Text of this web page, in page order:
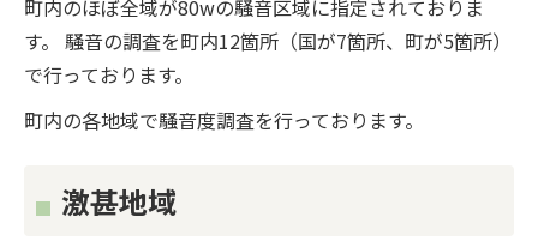
町内のほぼ全域が80wの騒音区域に指定されておりま
す。 騒音の調査を町内12箇所（国が7箇所、町が5箇所）
で行っております。
町内の各地域で騒音度調査を行っております。
激甚地域